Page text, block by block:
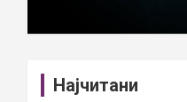
Најчитани